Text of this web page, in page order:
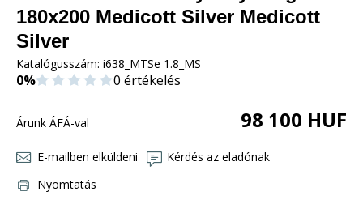
180x200 Medicott Silver Medicott
Silver
Katalógusszám: i638_MTSe 1.8_MS
0% 0 értékelés
Árunk ÁFÁ-val 98 100 HUF
E-mailben elküldeni
Kérdés az eladónak
Nyomtatás